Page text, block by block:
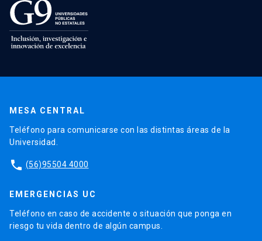
MESA CENTRAL
Teléfono para comunicarse con las distintas áreas de la
Universidad.
phone (56)95504 4000
EMERGENCIAS UC
Teléfono en caso de accidente o situación que ponga en
riesgo tu vida dentro de algún campus.